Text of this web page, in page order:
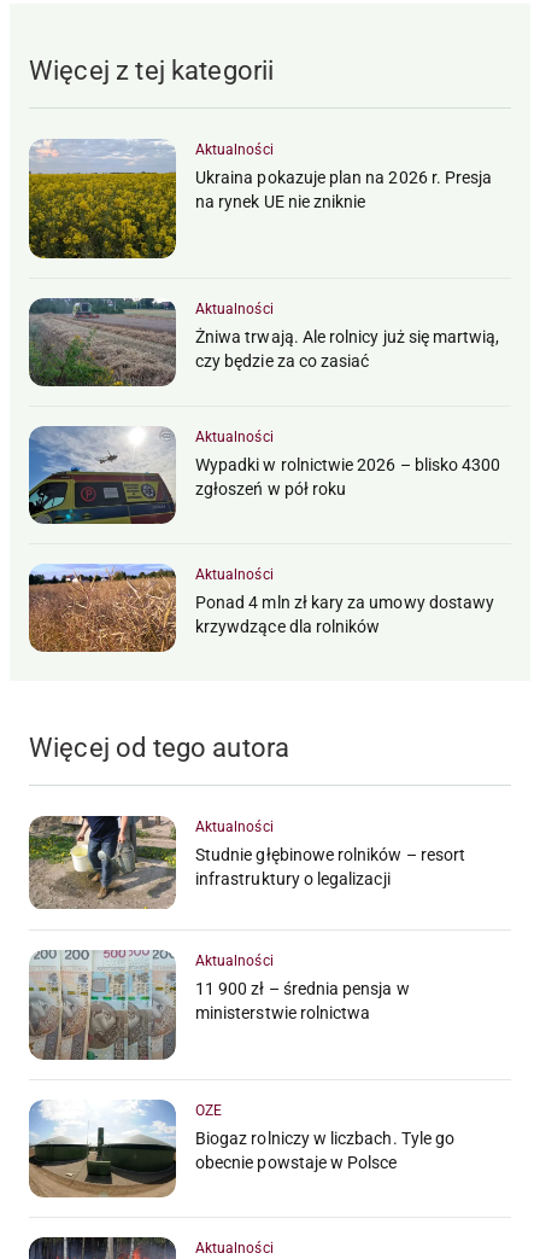
Więcej z tej kategorii
Aktualności
Ukraina pokazuje plan na 2026 r. Presja
na rynek UE nie zniknie
Aktualności
Żniwa trwają. Ale rolnicy już się martwią,
czy będzie za co zasiać
Aktualności
Wypadki w rolnictwie 2026 – blisko 4300
zgłoszeń w pół roku
Aktualności
Ponad 4 mln zł kary za umowy dostawy
krzywdzące dla rolników
Więcej od tego autora
Aktualności
Studnie głębinowe rolników – resort
infrastruktury o legalizacji
Aktualności
11 900 zł – średnia pensja w
ministerstwie rolnictwa
OZE
Biogaz rolniczy w liczbach. Tyle go
obecnie powstaje w Polsce
Aktualności